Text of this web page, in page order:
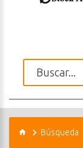
Búsqueda